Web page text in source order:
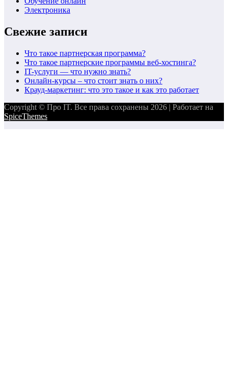
Электроника
Свежие записи
Что такое партнерская программа?
Что такое партнерские программы веб-хостинга?
IT-услуги — что нужно знать?
Онлайн-курсы – что стоит знать о них?
Крауд-маркетинг: что это такое и как это работает
Copyright © Про IT. Все права сохранены 2026 | Работает на
SpiceThemes